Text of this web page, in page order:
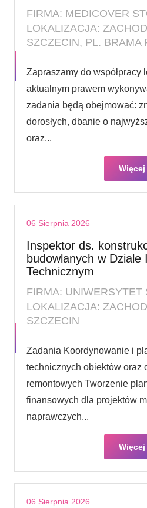
FIRMA: MEDICOVER
LOKALIZACJA:
SZCZECIN, PL. BRAMA
Zapraszamy do współpracy
aktualnym prawem
zadania będą obejmować:
dorosłych, dbanie o
oraz...
Więcej
06 Sierpnia 2026
Inspektor ds.
budowlanych w Dziale
Technicznym
FIRMA: UNIWERSYTET
LOKALIZACJA:
SZCZECIN
Zadania Koordynowanie i
technicznych obiektów oraz
remontowych Tworzenie
finansowych dla projektów
naprawczych...
Więcej
06 Sierpnia 2026